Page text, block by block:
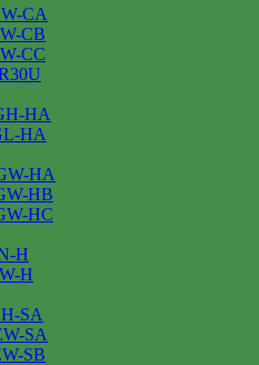
CA
CB
CC
HA
HA
HA
HB
HC
H
H
SA
SA
SB